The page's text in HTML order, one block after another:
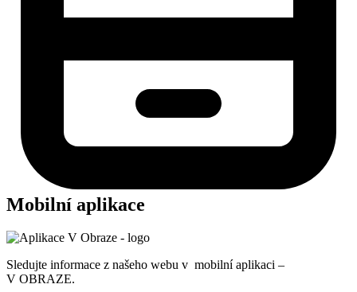
Mobilní aplikace
Sledujte informace z našeho webu v mobilní aplikaci –
V OBRAZE.